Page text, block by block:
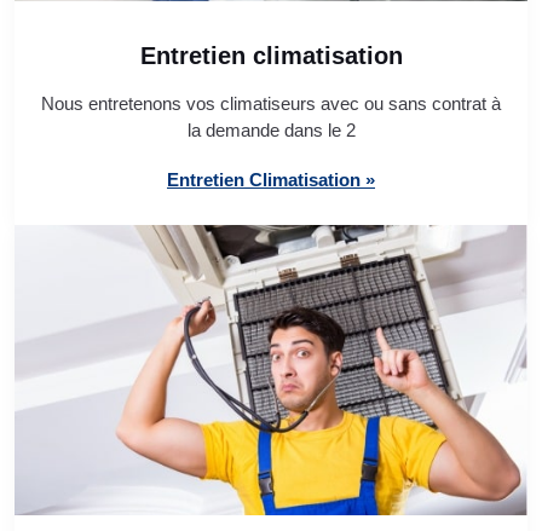
Entretien climatisation
Nous entretenons vos climatiseurs avec ou sans contrat à
la demande dans le 2
Entretien Climatisation »